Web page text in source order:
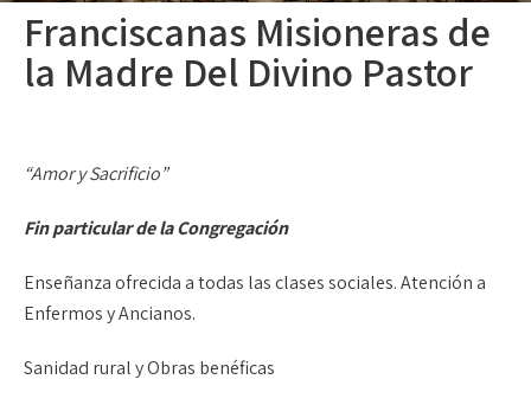
Franciscanas Misioneras de
la Madre Del Divino Pastor
“Amor y Sacrificio”
Fin particular de la Congregación
Enseñanza ofrecida a todas las clases sociales. Atención a
Enfermos y Ancianos.
Sanidad rural y Obras benéficas